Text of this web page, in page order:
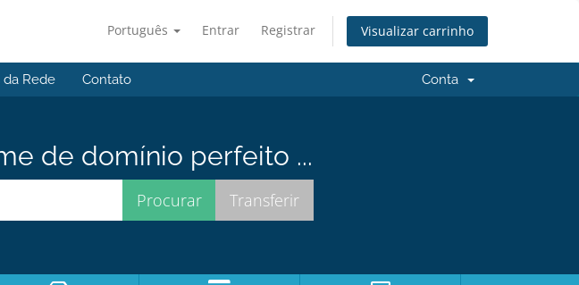
Português Entrar Registrar Visualizar carrinho
da Rede Contato Conta
de domínio perfeito ...